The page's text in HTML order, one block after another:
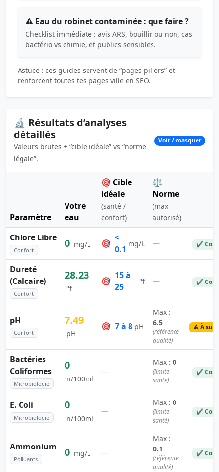
⚠️ Eau du robinet contaminée : que faire ?
Checklist immédiate : avis ARS, bouillir ou non, cas
bactério vs chimie, et publics sensibles.
Astuce : ces guides servent de “pages piliers” et
renforcent toutes tes pages ville en SEO.
🔬 Résultats d’analyses
détaillés
Valeurs brutes + “cible idéale” vs “norme
légale”.
Voir / masquer
Paramètre
Votre
eau
🎯 Cible
idéale
(santé /
confort)
⚖️
Norme
(max
autorisé)
Chlore Libre
Confort
0 mg/L 🎯
<
0.1
mg/L — ✔
Dureté
(Calcaire)
Confort
28.23
°f
🎯
15 à
25
°f — ✔
pH
Confort
7.49
pH
🎯 7 à 8 pH
Max :
6.5
(référence
qualité)
⚠️ À
Bactéries
Coliformes
Microbiologie
0
n/100ml
—
Max : 0
(limite
santé)
✔
E. Coli
Microbiologie
0
n/100ml
—
Max : 0
(limite
santé)
✔
Ammonium
Polluants
0 mg/L —
Max :
0.1
(référence
qualité)
✔